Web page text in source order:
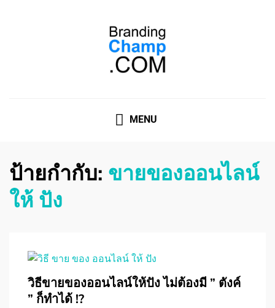
MENU
ป้ายกำกับ: ขายของออนไลน์
ให้ ปัง
วิธีขายของออนไลน์ให้ปัง ไม่ต้องมี ” ตังค์
” ก็ทำได้ !?